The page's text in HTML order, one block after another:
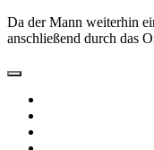
Da der Mann weiterhin
anschließend durch das